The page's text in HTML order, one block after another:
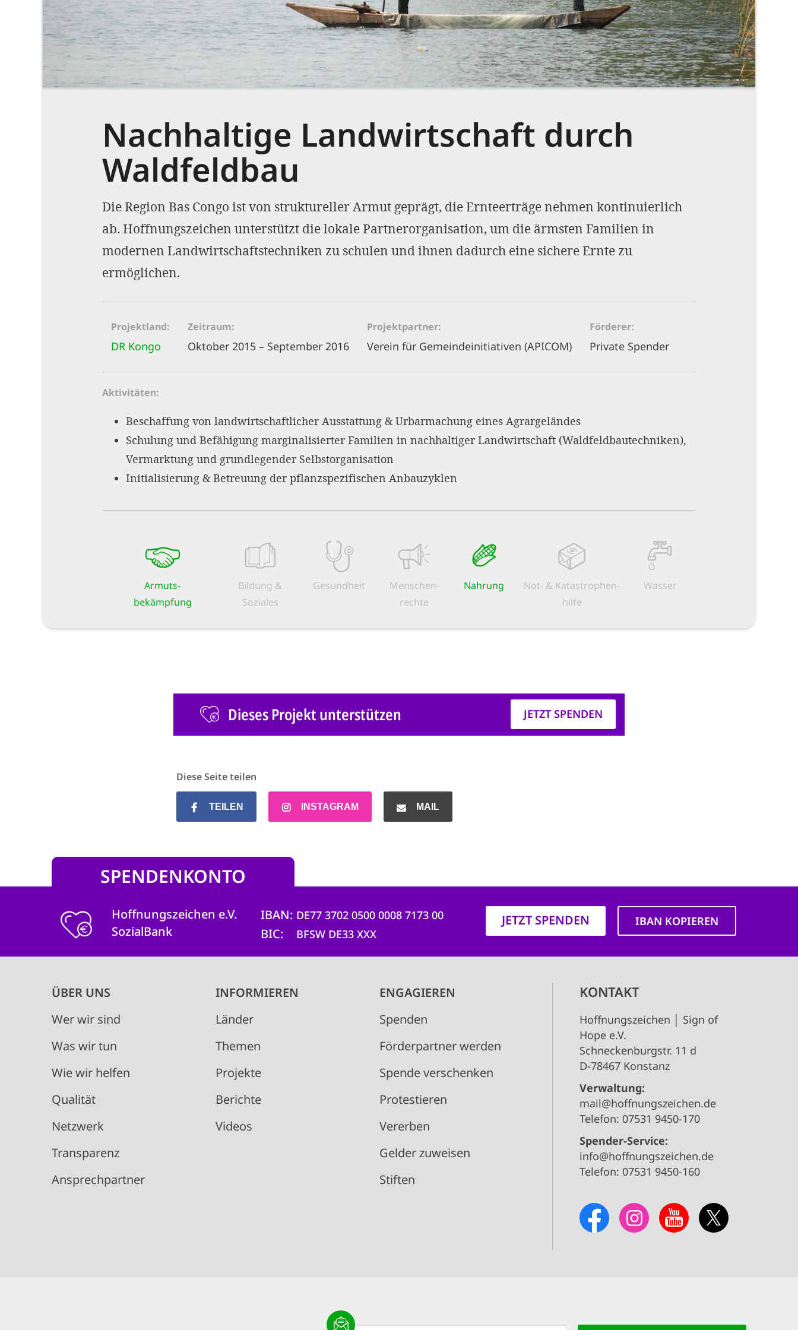
Nachhaltige Landwirtschaft durch
Waldfeldbau
Die Region Bas Congo ist von struktureller Armut geprägt, die Ernteerträge nehmen kontinuierlich
ab. Hoffnungszeichen unterstützt die lokale Partnerorganisation, um die ärmsten Familien in
modernen Landwirtschaftstechniken zu schulen und ihnen dadurch eine sichere Ernte zu
ermöglichen.
Projektland
DR Kongo
Zeitraum
Oktober 2015 – September 2016
Projektpartner
Verein für Gemeindeinitiativen (APICOM)
Förderer
Private Spender
Aktivitäten
Beschaffung von landwirtschaftlicher Ausstattung & Urbarmachung eines Agrargeländes
Schulung und Befähigung marginalisierter Familien in nachhaltiger Landwirtschaft (Waldfeldbautechniken),
Vermarktung und grundlegender Selbstorganisation
Initialisierung & Betreuung der pflanzspezifischen Anbauzyklen
Armuts­
bekämpfung
Bildung &
Soziales
Gesundheit
Menschen­
rechte
Nahrung
Not- & Kata­strophen­
hilfe
Wasser
Dieses Projekt unterstützen JETZT SPENDEN
Diese Seite teilen
TEILEN INSTAGRAM MAIL
SPENDENKONTO
Hoffnungszeichen e.V.
SozialBank
IBAN DE77 3702 0500 0008 7173 00
BIC BFSW DE33 XXX
JETZT SPENDEN IBAN KOPIEREN
Main
navigation
ÜBER UNS
Wer wir sind
Was wir tun
Wie wir helfen
Qualität
Netzwerk
Transparenz
Ansprechpartner
INFORMIEREN
Länder
Themen
Projekte
Berichte
Videos
ENGAGIEREN
Spenden
Förderpartner werden
Spende verschenken
Protestieren
Vererben
Gelder zuweisen
Stiften
KONTAKT
Hoffnungszeichen │ Sign of
Hope e.V.
Schneckenburgstr. 11 d
D-78467 Konstanz
Verwaltung:
mail@hoffnungszeichen.de
Telefon: 07531 9450-170
Spender-Service:
info@hoffnungszeichen.de
Telefon: 07531 9450-160
Impressum
OPTIONALE ABLEHNEN